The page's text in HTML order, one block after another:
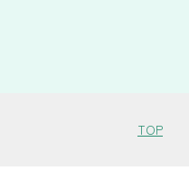
TOP